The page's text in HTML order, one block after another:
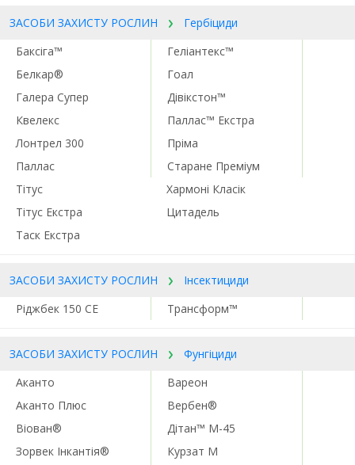
ЗАСОБИ ЗАХИСТУ РОСЛИН
Гербіциди
Баксіга™
Белкар®
Галера Супер
Геліантекс™
Гоал
Дівікстон™
Квелекс
Лонтрел 300
Паллас
Паллас™ Екстра
Пріма
Старане Преміум
Тітус
Тітус Екстра
Таск Екстра
Хармоні Класік
Цитадель
ЗАСОБИ ЗАХИСТУ РОСЛИН
Інсектициди
Ріджбек 150 СЕ
Трансформ™
ЗАСОБИ ЗАХИСТУ РОСЛИН
Фунгіциди
Аканто
Аканто Плюс
Віован®
Вареон
Вербен®
Дітан™ М-45
Зорвек Інкантія®
Курзат М